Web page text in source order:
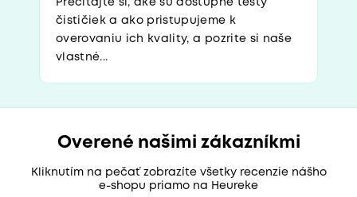
Prečítajte si, aké sú dostupné testy
čističiek a ako pristupujeme k
overovaniu ich kvality, a pozrite si naše
vlastné...
Overené našimi zákazníkmi
Kliknutím na pečať zobrazíte všetky recenzie nášho
e-shopu priamo na Heureke